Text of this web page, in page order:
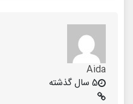
Aida
5 سال گذشته